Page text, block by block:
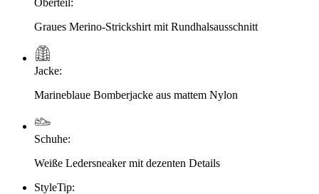
Graues Merino-Strickshirt mit Rundhalsausschnitt
Jacke:
Marineblaue Bomberjacke aus mattem Nylon
Schuhe:
Weiße Ledersneaker mit dezenten Details
StyleTip: